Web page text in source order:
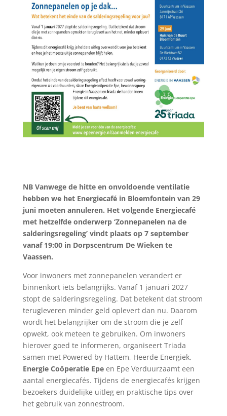
NB Vanwege de hitte en onvoldoende ventilatie
hebben we het Energiecafé in Bloemfontein van 29
juni moeten annuleren. Het volgende Energiecafé
met hetzelfde onderwerp ‘Zonnepanelen na de
salderingsregeling’ vindt plaats op 7 september
vanaf 19:00 in Dorpscentrum De Wieken te
Vaassen.
Voor inwoners met zonnepanelen verandert er
binnenkort iets belangrijks. Vanaf 1 januari 2027
stopt de salderingsregeling. Dat betekent dat stroom
terugleveren minder geld oplevert dan nu. Daarom
wordt het belangrijker om de stroom die je zelf
opwekt, ook meteen te gebruiken. Om inwoners
hierover goed te informeren, organiseert Triada
samen met Powered by Hattem, Heerde Energiek,
Energie Coöperatie Epeen Epe Verduurzaamt een
aantal energiecafés. Tijdens de energiecafés krijgen
bezoekers duidelijke uitleg en praktische tips over
het gebruik van zonnestroom.